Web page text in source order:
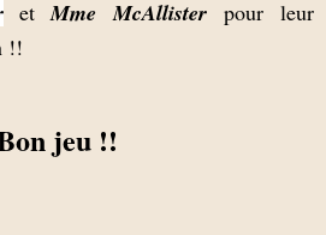
etMme McAllister pour leur
!!
jeu !!